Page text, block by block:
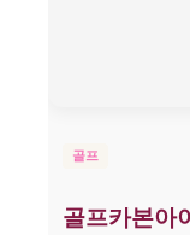
골프
골프카본아